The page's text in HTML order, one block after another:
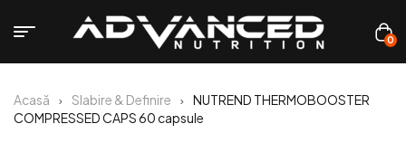
0
Acasă Slabire & Definire
NUTREND THERMOBOOSTER
COMPRESSED CAPS 60 capsule